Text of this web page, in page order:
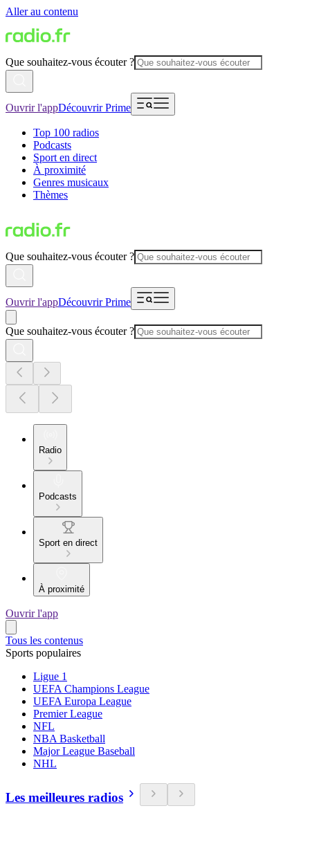
Aller au contenu
Que souhaitez-vous écouter ?
Ouvrir l'appDécouvrir Prime
Top 100 radios
Podcasts
Sport en direct
À proximité
Genres musicaux
Thèmes
Que souhaitez-vous écouter ?
Ouvrir l'appDécouvrir Prime
Que souhaitez-vous écouter ?
Radio
Podcasts
Sport en direct
À proximité
Ouvrir l'app
Tous les contenus
Sports populaires
Ligue 1
UEFA Champions League
UEFA Europa League
Premier League
NFL
NBA Basketball
Major League Baseball
NHL
Les meilleures radios